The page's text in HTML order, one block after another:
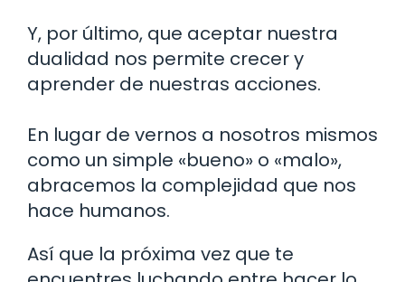
Y, por último, que aceptar nuestra
dualidad nos permite crecer y
aprender de nuestras acciones.
En lugar de vernos a nosotros mismos
como un simple «bueno» o «malo»,
abracemos la complejidad que nos
hace humanos.
Así que la próxima vez que te